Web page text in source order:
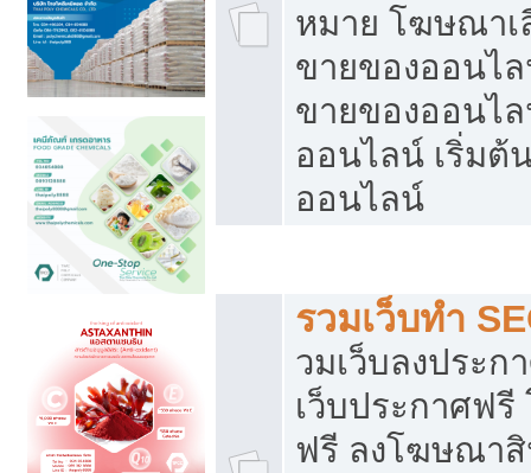
หมาย โฆษณาเ
ขายของออนไ
ขายของออนไ
ออนไลน์ เริ่มต้
ออนไลน์
รวมเว็บทำ
วมเว็บลงประก
เว็บประกาศฟ
ฟรี ลงโฆษณา